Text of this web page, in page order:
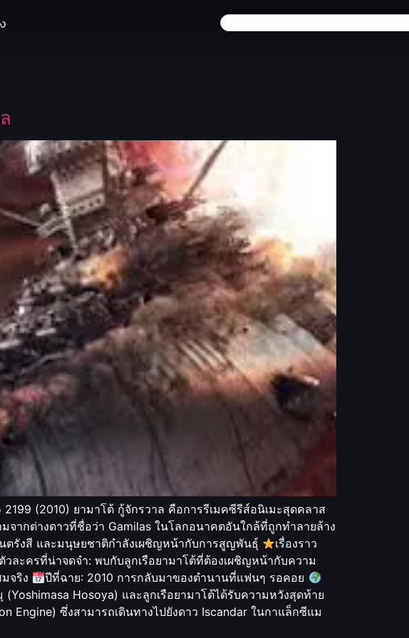
(2010) ยามาโต้ กู้จักรวาล คือการรีเมคซีรีส์อนิเมะสุดคลาส
จากต่างดาวที่ชื่อว่า Gamilas ในโลกอนาคตอันใกล้ที่ถูกทำลายล้าง
ตรังสี และมนุษยชาติกำลังเผชิญหน้ากับการสูญพันธุ์
เรื่องราว
ตัวละครที่น่าจดจำ: พบกับลูกเรือยามาโต้ที่ต้องเผชิญหน้ากับความ
จริง
ปีที่ฉาย: 2010 การกลับมาของตำนานที่แฟนๆ รอคอย
Hosoya) และลูกเรือยามาโต้ได้รับความหวังสุดท้าย
Engine) ซึ่งสามารถเดินทางไปยังดาว Iscandar ในกาแล็กซีแม